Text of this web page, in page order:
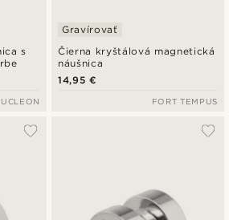
s
Čierna kryštálová magnetická
náušnica
Gravírovať
14,95 €
FORT TEMPUS